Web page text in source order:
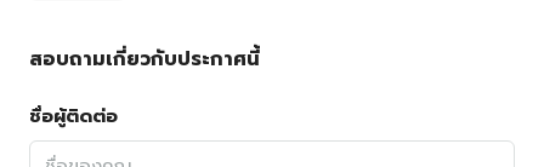
สอบถามเกี่ยวกับประกาศนี้
ชื่อผู้ติดต่อ